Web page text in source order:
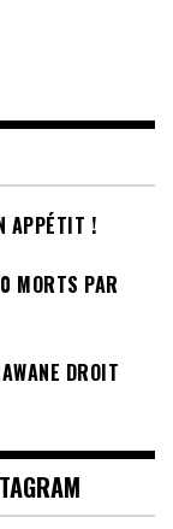
APPÉTIT !
MORTS PAR
DROIT